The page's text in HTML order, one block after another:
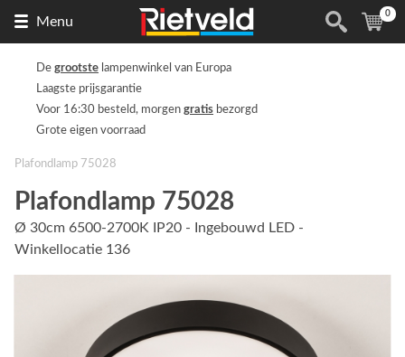
Menu
de
(
0
De grootste lampenwinkel van Europa
Laagste prijsgarantie
Voor 16:30 besteld, morgen gratis bezorgd
Grote eigen voorraad
Plafondlamp 75028
Plafondlamp 75028
Ø 30cm 6500-2700K IP20 - Ingebouwd LED -
Winkellocatie 136